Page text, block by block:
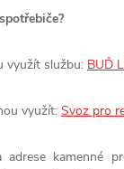
využít službu: BUĎ
využít: Svoz pro
kamenné